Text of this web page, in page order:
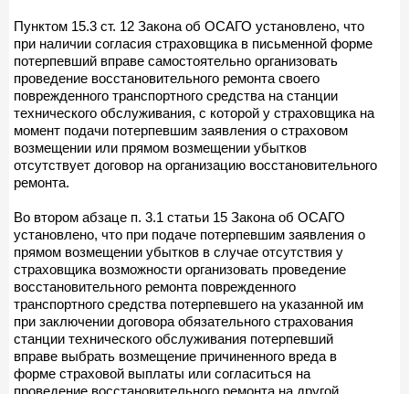
Пунктом 15.3 ст. 12 Закона об ОСАГО установлено, что
при наличии согласия страховщика в письменной форме
потерпевший вправе самостоятельно организовать
проведение восстановительного ремонта своего
поврежденного транспортного средства на станции
технического обслуживания, с которой у страховщика на
момент подачи потерпевшим заявления о страховом
возмещении или прямом возмещении убытков
отсутствует договор на организацию восстановительного
ремонта.
Во втором абзаце п. 3.1 статьи 15 Закона об ОСАГО
установлено, что при подаче потерпевшим заявления о
прямом возмещении убытков в случае отсутствия у
страховщика возможности организовать проведение
восстановительного ремонта поврежденного
транспортного средства потерпевшего на указанной им
при заключении договора обязательного страхования
станции технического обслуживания потерпевший
вправе выбрать возмещение причиненного вреда в
форме страховой выплаты или согласиться на
проведение восстановительного ремонта на другой